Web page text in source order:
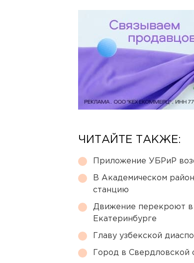
ЧИТАЙТЕ ТАКЖЕ:
Приложение УБРиР
В Академическом
станцию
Движение перекроют в
Екатеринбурге
Главу узбекской
Город в